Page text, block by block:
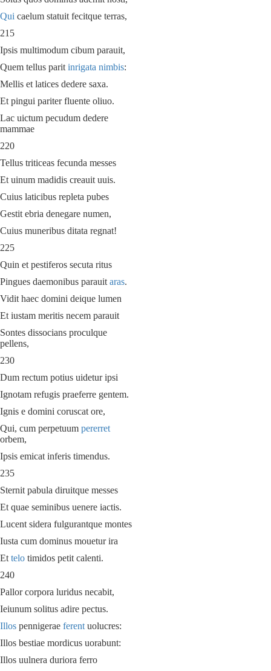
Qui caelum statuit fecitque terras,
215
Ipsis multimodum cibum parauit,
Quem tellus parit inrigata nimbis:
Mellis et latices dedere saxa.
Et pingui pariter fluente oliuo.
Lac uictum pecudum dedere
mammae
220
Tellus triticeas fecunda messes
Et uinum madidis creauit uuis.
Cuius laticibus repleta pubes
Gestit ebria denegare numen,
Cuius muneribus ditata regnat!
225
Quin et pestiferos secuta ritus
Pingues daemonibus parauit aras.
Vidit haec domini deique lumen
Et iustam meritis necem parauit
Sontes dissocians proculque
pellens,
230
Dum rectum potius uidetur ipsi
Ignotam refugis praeferre gentem.
Ignis e domini coruscat ore,
Qui, cum perpetuum pererret
orbem,
Ipsis emicat inferis timendus.
235
Sternit pabula diruitque messes
Et quae seminibus uenere iactis.
Lucent sidera fulgurantque montes
Iusta cum dominus mouetur ira
Et telo timidos petit calenti.
240
Pallor corpora luridus necabit,
Ieiunum solitus adire pectus.
Illos pennigerae ferent uolucres:
Illos bestiae mordicus uorabunt:
Illos uulnera duriora ferro